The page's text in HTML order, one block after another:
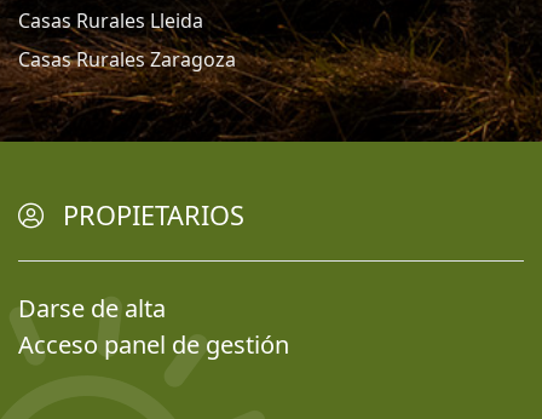
Casas Rurales Lleida
Casas Rurales Zaragoza
PROPIETARIOS
Darse de alta
Acceso panel de gestión